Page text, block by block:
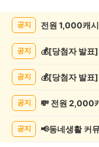
행/
글
공지 전원 1,000캐
공지
공지
공지
공지 📢동네생활 커